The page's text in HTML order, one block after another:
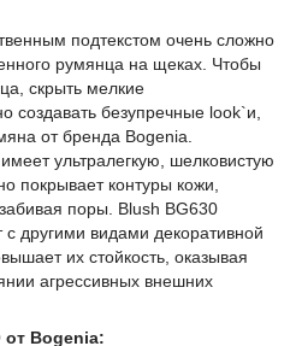
подтекстом очень сложно
румянца на щеках. Чтобы
скрыть мелкие
создавать безупречные look`и,
от бренда Bogenia.
ультралегкую, шелковистую
покрывает контуры кожи,
поры. Blush BG630
другими видами декоративной
их стойкость, оказывая
агрессивных внешних
от Bogenia: